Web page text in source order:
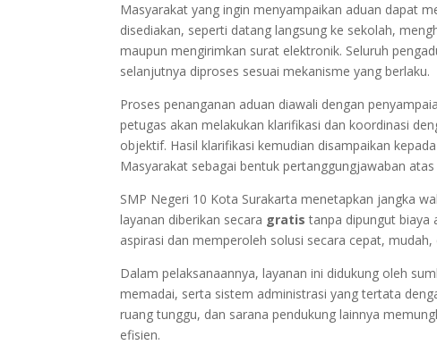
Masyarakat yang ingin menyampaikan aduan dapat
disediakan, seperti datang langsung ke sekolah,
maupun mengirimkan surat elektronik. Seluruh
selanjutnya diproses sesuai mekanisme yang berlaku.
Proses penanganan aduan diawali dengan
petugas akan melakukan klarifikasi dan koordinasi
objektif. Hasil klarifikasi kemudian disampaikan
Masyarakat sebagai bentuk pertanggungjawaban
SMP Negeri 10 Kota Surakarta menetapkan jangka
layanan diberikan secara gratis tanpa dipungut biaya
aspirasi dan memperoleh solusi secara cepat, mudah,
Dalam pelaksanaannya, layanan ini didukung oleh
memadai, serta sistem administrasi yang tertata
ruang tunggu, dan sarana pendukung lainnya
efisien.